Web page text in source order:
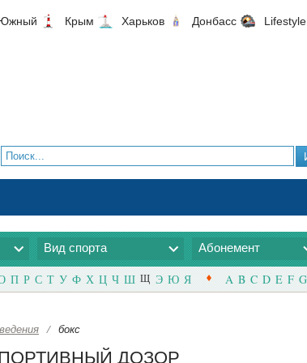
Крым Харьков Донбасс Lifestyle
Вид спорта Абонемент
П Р С Т У Ф Х Ц Ч Ш Щ Э Ю Я A B C D E F G
/ бокс
СПОРТИВНЫЙ ДОЗОР